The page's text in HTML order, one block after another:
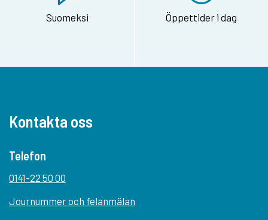
Suomeksi Öppettider i dag
Kontakta oss
Telefon
0141-22 50 00
Journummer och felanmälan